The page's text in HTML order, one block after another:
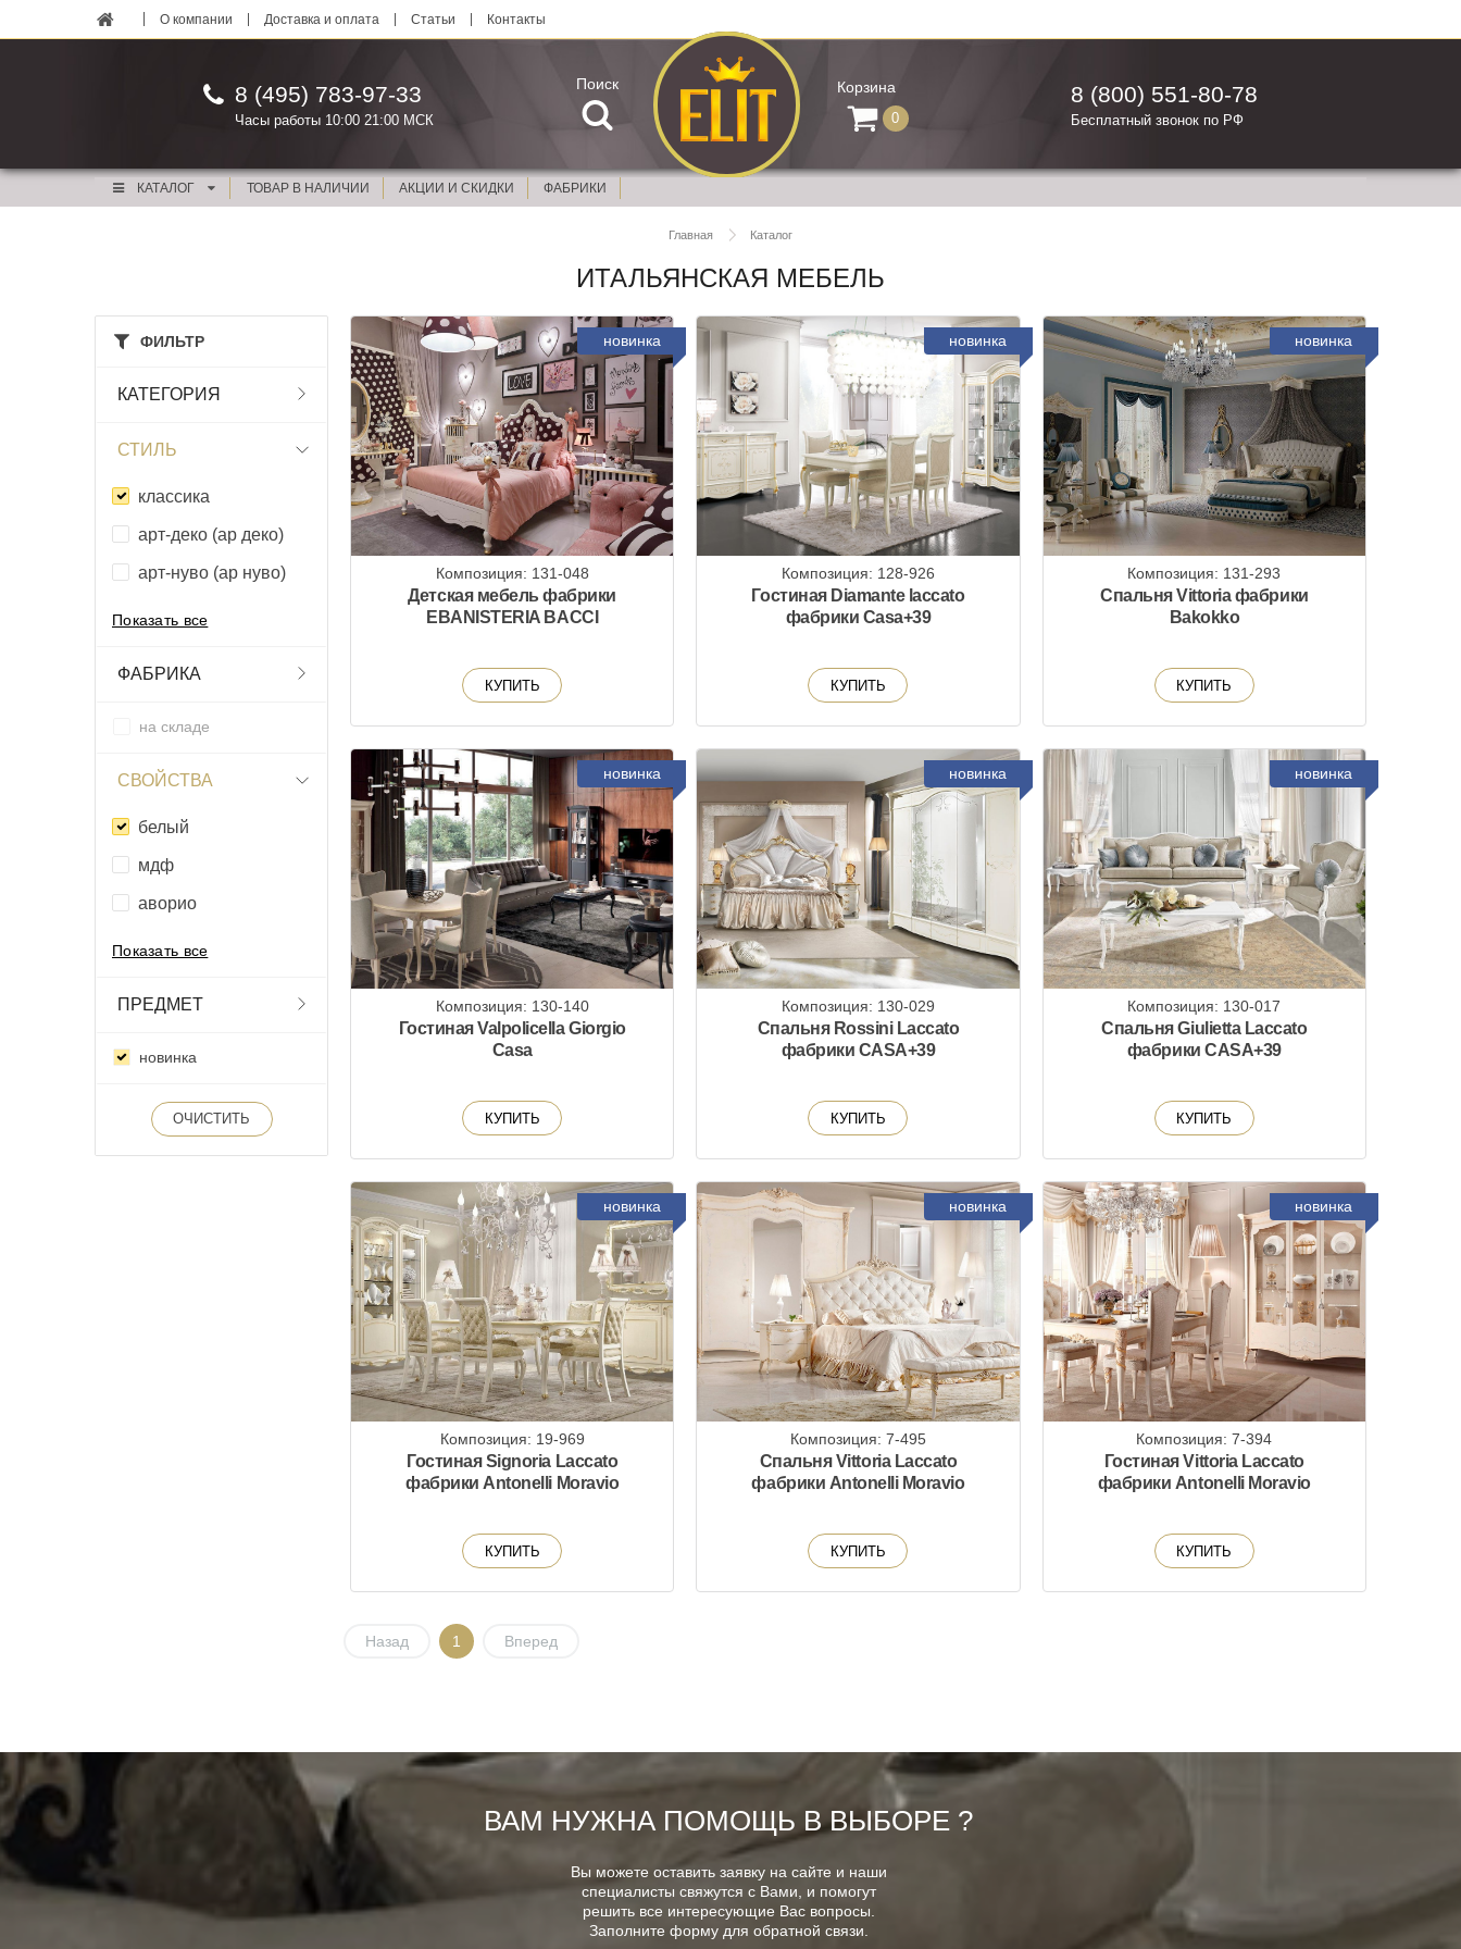
О компании Доставка и оплата Статьи Контакты
8 (495) 783-97-33
Часы работы 10:00 21:00 МСК
Поиск Корзина
0
8 (800) 551-80-78
Бесплатный звонок по РФ
КАТАЛОГ ТОВАР В НАЛИЧИИ АКЦИИ И СКИДКИ ФАБРИКИ
Главная Каталог
ИТАЛЬЯНСКАЯ МЕБЕЛЬ
ФИЛЬТР
КАТЕГОРИЯ
СТИЛЬ
классика
арт-деко (ар деко)
арт-нуво (ар нуво)
Показать все
ФАБРИКА
на складе
СВОЙСТВА
белый
мдф
аворио
Показать все
ПРЕДМЕТ
новинка
ОЧИСТИТЬ
новинка
Композиция: 131-048
Детская мебель фабрики
EBANISTERIA BACCI
КУПИТЬ
новинка
Композиция: 128-926
Гостиная Diamante laccato
фабрики Casa+39
КУПИТЬ
новинка
Композиция: 131-293
Спальня Vittoria фабрики
Bakokko
КУПИТЬ
новинка
Композиция: 130-140
Гостиная Valpolicella Giorgio
Casa
КУПИТЬ
новинка
Композиция: 130-029
Спальня Rossini Laccato
фабрики CASA+39
КУПИТЬ
новинка
Композиция: 130-017
Спальня Giulietta Laccato
фабрики CASA+39
КУПИТЬ
новинка
Композиция: 19-969
Гостиная Signoria Laccato
фабрики Antonelli Moravio
КУПИТЬ
новинка
Композиция: 7-495
Спальня Vittoria Laccato
фабрики Antonelli Moravio
КУПИТЬ
новинка
Композиция: 7-394
Гостиная Vittoria Laccato
фабрики Antonelli Moravio
КУПИТЬ
Назад 1 Вперед
ВАМ НУЖНА ПОМОЩЬ В ВЫБОРЕ ?
Вы можете оставить заявку на сайте и наши
специалисты свяжутся с Вами, и помогут
решить все интересующие Вас вопросы.
Заполните форму для обратной связи.